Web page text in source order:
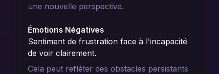
une nouvelle perspective.
Émotions Négatives
Sentiment de frustration face à l'incapacité
de voir clairement.
Cela peut refléter des obstacles persistants